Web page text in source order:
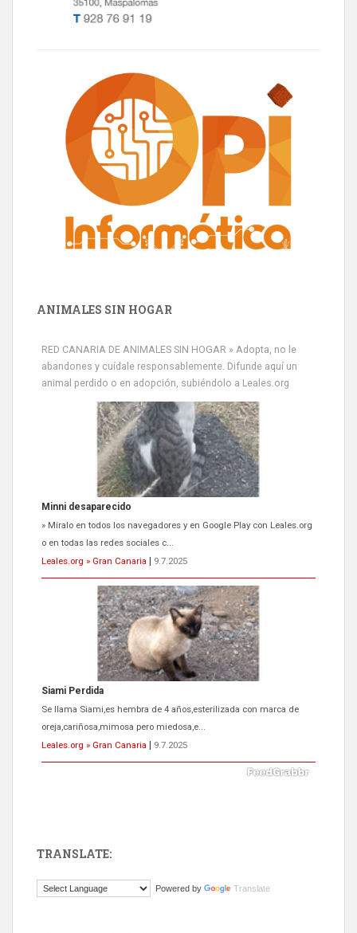
ANIMALES SIN HOGAR
RED CANARIA DE ANIMALES SIN HOGAR » Adopta, no le
abandones y cuídale responsablemente. Difunde aquí un
animal perdido o en adopción, subiéndolo a Leales.org
Siami Perdida
Se llama Siami,es hembra de 4 años,esterilizada con marca de
oreja,cariñosa,mimosa pero miedosa,e...
Leales.org » Gran Canaria
9.7.2025
ADOPCIÓN URGENTE GATA TEROR GRAN CANARIA
El ayuntamiento se va a llevar a Los Gatos callejeros de la zona los
próximos días, ella incluida...
Leales.org » Gran Canaria
9.7.2025
Este gato macho ha aparecido en la calle hace menos de un mes,
TRANSLATE:
Powered by Translate